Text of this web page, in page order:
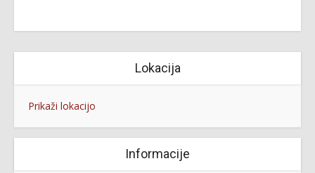
Lokacija
Prikaži lokacijo
Informacije